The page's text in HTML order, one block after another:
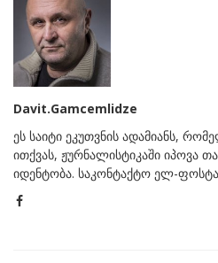
Davit.Gamcemlidze
ეს საიტი ეკუთვნის ადამიანს,
ითქვას, ჟურნალისტიკაში იპოვა
იდენტობა. საკონტაქტო ელ-